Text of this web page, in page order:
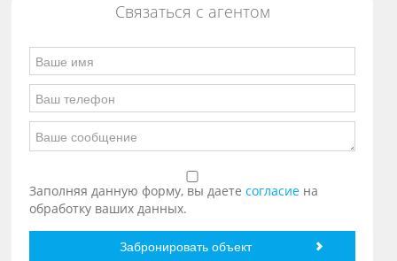
Связаться с агентом
Заполняя данную форму, вы даетесогласие на
обработку ваших данных.